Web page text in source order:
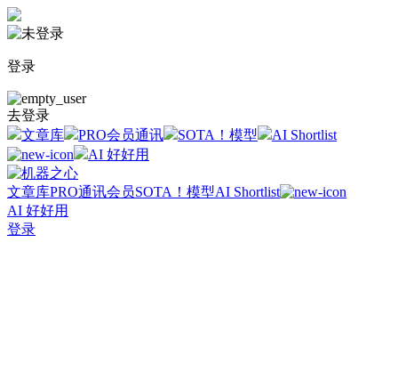
登录
去登录
文章库
PRO会员通讯 SOTA！模型
AI Shortlist
AI 好好用
文章库PRO通讯会员SOTA！模型AI Shortlist
AI 好好用
登录